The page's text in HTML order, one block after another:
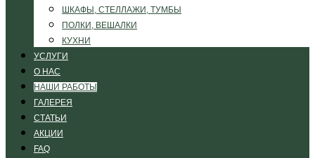
ШКАФЫ, СТЕЛЛАЖИ, ТУМБЫ
ПОЛКИ, ВЕШАЛКИ
КУХНИ
УСЛУГИ
О НАС
НАШИ РАБОТЫ
ГАЛЕРЕЯ
СТАТЬИ
АКЦИИ
FAQ